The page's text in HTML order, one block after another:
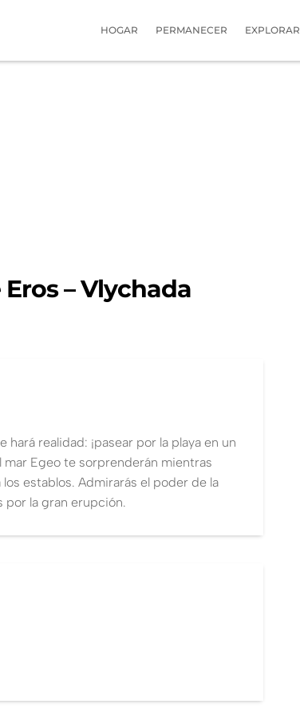
HOGAR PERMANECER EXPLORAR
– Vlychada
realidad: ¡pasear por la playa en un
mar Egeo te sorprenderán mientras
establos. Admirarás el poder de la
por la gran erupción.